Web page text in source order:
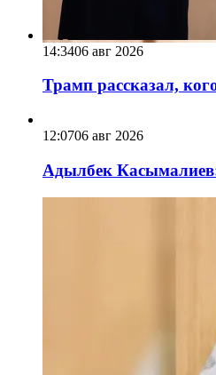
14:3406 авг 2026
Трамп рассказал,
12:0706 авг 2026
Адылбек Касымалиев: